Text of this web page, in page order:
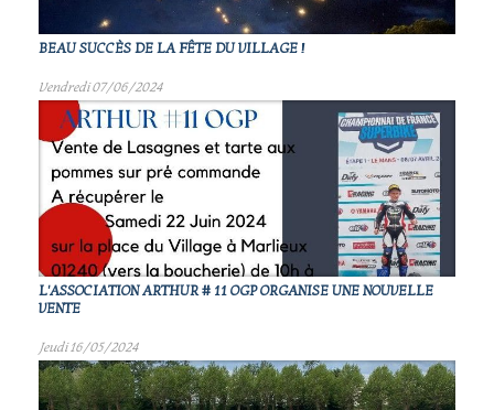
BEAU SUCCÈS DE LA FÊTE DU VILLAGE !
Vendredi 07/06/2024
L'ASSOCIATION ARTHUR # 11 OGP ORGANISE UNE NOUVELLE
VENTE
Jeudi 16/05/2024